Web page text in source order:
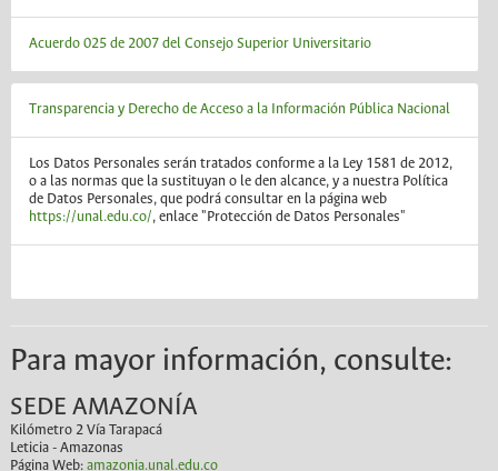
Acuerdo 025 de 2007 del Consejo Superior Universitario
Transparencia y Derecho de Acceso a la Información Pública Nacional
Los Datos Personales serán tratados conforme a la Ley 1581 de 2012,
o a las normas que la sustituyan o le den alcance, y a nuestra Política
de Datos Personales, que podrá consultar en la página web
https://unal.edu.co/, enlace "Protección de Datos Personales"
Para mayor información, consulte:
SEDE AMAZONÍA
Kilómetro 2 Vía Tarapacá
Leticia - Amazonas
Página Web: amazonia.unal.edu.co